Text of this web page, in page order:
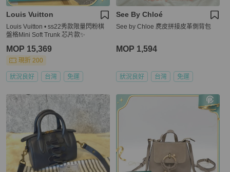
Louis Vuitton
Louis Vuitton • ss22秀款限量閃粉棋
盤格Mini Soft Trunk 芯片款✨
MOP 15,369
現折 200
狀況良好 台灣 免運
See By Chloé
See by Chloe 麂皮拼接皮革側背包
MOP 1,594
狀況良好 台灣 免運